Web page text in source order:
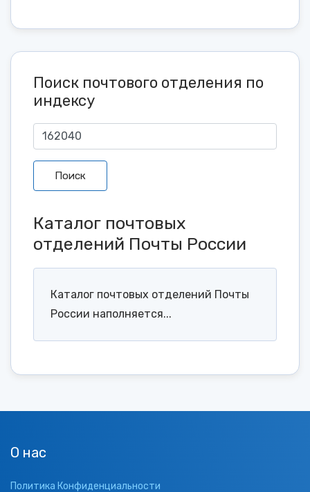
Поиск почтового отделения по
индексу
Поиск
Каталог почтовых
отделений Почты России
Каталог почтовых отделений Почты
России наполняется...
О нас
Политика Конфиденциальности